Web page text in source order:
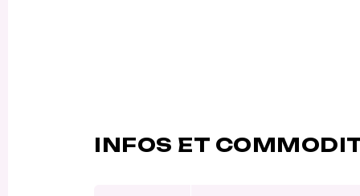
INFOS ET